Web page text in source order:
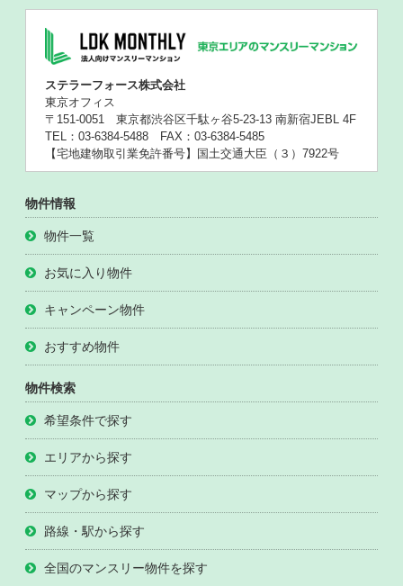
ステラーフォース株式会社
東京オフィス
〒151-0051 東京都渋谷区千駄ヶ谷5-23-13 南新宿JEBL 4F
TEL：03-6384-5488 FAX：03-6384-5485
【宅地建物取引業免許番号】国土交通大臣（３）7922号
物件情報
物件一覧
お気に入り物件
キャンペーン物件
おすすめ物件
物件検索
希望条件で探す
エリアから探す
マップから探す
路線・駅から探す
全国のマンスリー物件を探す